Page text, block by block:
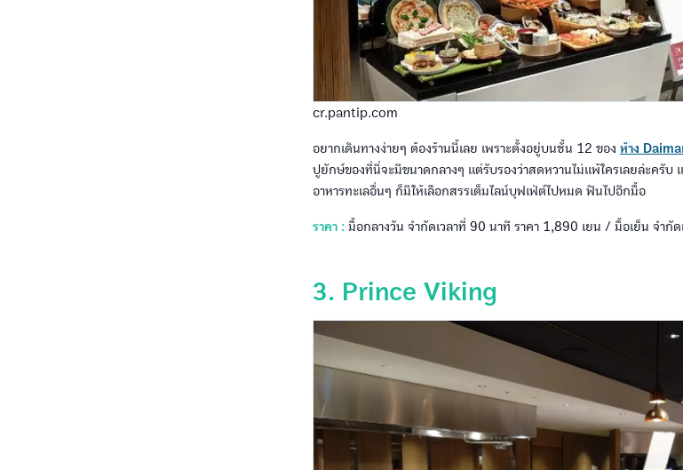
cr.pantip.com
อยากเดินทางง่ายๆ ต้องร้านนี้เลย เพราะตั้งอยู่บนชั้น 12 ของ ห้าง
ปูยักษ์ของที่นี่จะมีขนาดกลางๆ แต่รับรองว่าสดหวานไม่แพ้ใครเลยล่ะครับ
อาหารทะเลอื่นๆ ก็มีให้เลือกสรรเต็มไลน์บุฟเฟ่ต์ไปหมด ฟินไปอีกมื้อ
ราคา : มื้อกลางวัน จำกัดเวลาที่ 90 นาที ราคา 1,890 เยน / มื้อเย็น จำกั
3. Prince Viking